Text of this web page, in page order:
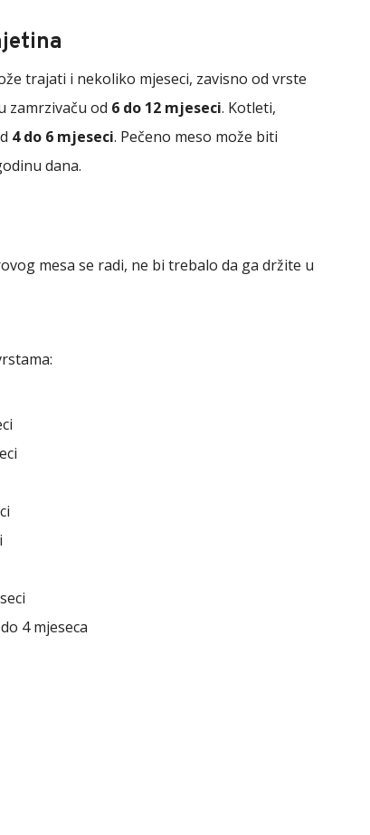
trajati i nekoliko mjeseci, zavisno od vrste
zamrzivaču od 6 do 12 mjeseci. Kotleti,
4 do 6 mjeseci. Pečeno meso može biti
dana.
mesa se radi, ne bi trebalo da ga držite u
4 mjeseca